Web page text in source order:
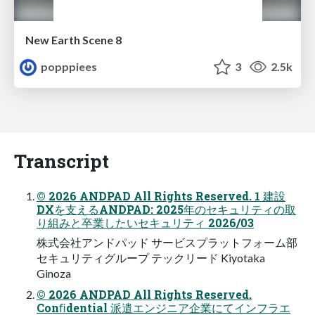
New Earth Scene 8
popppiees
3 2.5k
Transcript
© 2026 ANDPAD All Rights Reserved. 1 建設
DXを支えるANDPAD: 2025年のセキュリティの取
り組みと卒業したいセキュリティ 2026/03
株式会社アンドパッド サービスプラットフォーム部
セキュリティグループ テックリード Kiyotaka
Ginoza
© 2026 ANDPAD All Rights Reserved.
Conﬁdential 派遣エンジニア企業にてインフラエ